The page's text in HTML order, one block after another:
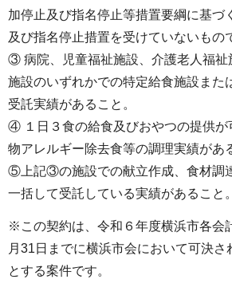
加停止及び指名停止等措置要綱に基づ
及び指名停止措置を受けていないもの
③ 病院、児童福祉施設、介護老人福祉
施設のいずれかでの特定給食施設また
受託実績があること。
④ １日３食の給食及びおやつの提供が
物アレルギー除去食等の調理実績があ
⑤上記③の施設での献立作成、食材調
一括して受託している実績があること。
※この契約は、令和６年度横浜市各会
月31日までに横浜市会において可決さ
とする案件です。